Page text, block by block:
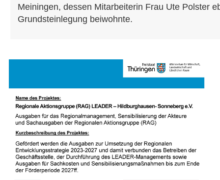
Meiningen, dessen Mitarbeiterin Frau Ute Polster
Grundsteinlegung beiwohnte.